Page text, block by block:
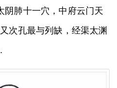
阴肺十一穴，中府云门天
次孔最与列缺，经渠太渊